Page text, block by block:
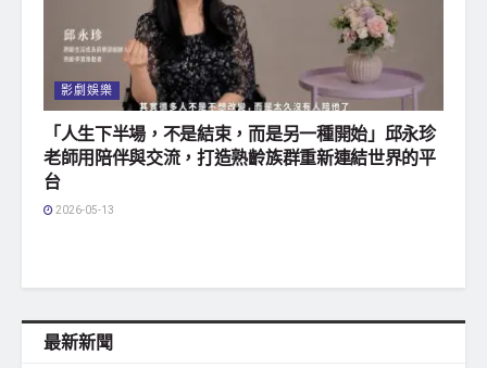
影劇娛樂
「人生下半場，不是結束，而是另一種開始」邱永珍
老師用陪伴與交流，打造熟齡族群重新連結世界的平
台
2026-05-13
最新新聞